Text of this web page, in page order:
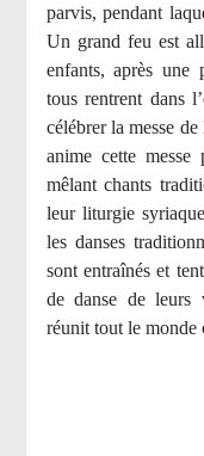
parvis, pendant
Un grand feu est
enfants, après une
tous rentrent dans
célébrer la messe
anime cette messe
mêlant chants
leur liturgie
les danses
sont entraînés et
de danse de leurs
réunit tout le monde